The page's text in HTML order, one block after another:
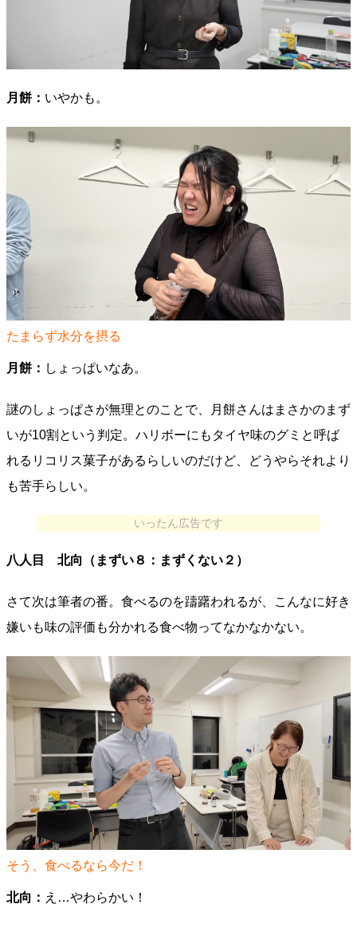
月餅： いやかも。
たまらず水分を摂る
月餅： しょっぱいなあ。
謎のしょっぱさが無理とのことで、月餅さんはまさかのまず
いが10割という判定。ハリボーにもタイヤ味のグミと呼ば
れるリコリス菓子があるらしいのだけど、どうやらそれより
も苦手らしい。
いったん広告です
八人目 北向（まずい８：まずくない２）
さて次は筆者の番。食べるのを躊躇われるが、こんなに好き
嫌いも味の評価も分かれる食べ物ってなかなかない。
そう、食べるなら今だ！
北向： え…やわらかい！